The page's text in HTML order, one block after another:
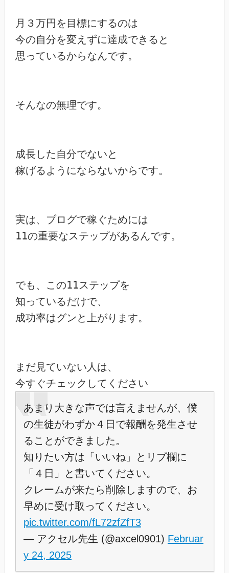
月３万円を目標にするのは
今の自分を変えずに達成できると
思っているからなんです。
そんなの無理です。
成長した自分でないと
稼げるようにならないからです。
実は、ブログで稼ぐためには
11の重要なステップがあるんです。
でも、この11ステップを
知っているだけで、
成功率はグンと上がります。
まだ見ていない人は、
今すぐチェックしてください
あまり大きな声では言えませんが、僕
の生徒がわずか４日で報酬を発生させ
ることができました。
知りたい方は「いいね」とリプ欄に
「４日」と書いてください。
クレームが来たら削除しますので、お
早めに受け取ってください。
pic.twitter.com/fL72zfZfT3
— アクセル先生 (@axcel0901) Februar
y 24, 2025